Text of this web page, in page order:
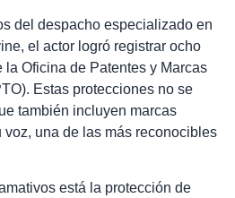
del despacho especializado en
el actor logró registrar ocho
la Oficina de Patentes y Marcas
Estas protecciones no se
también incluyen marcas
una de las más reconocibles
está la protección de